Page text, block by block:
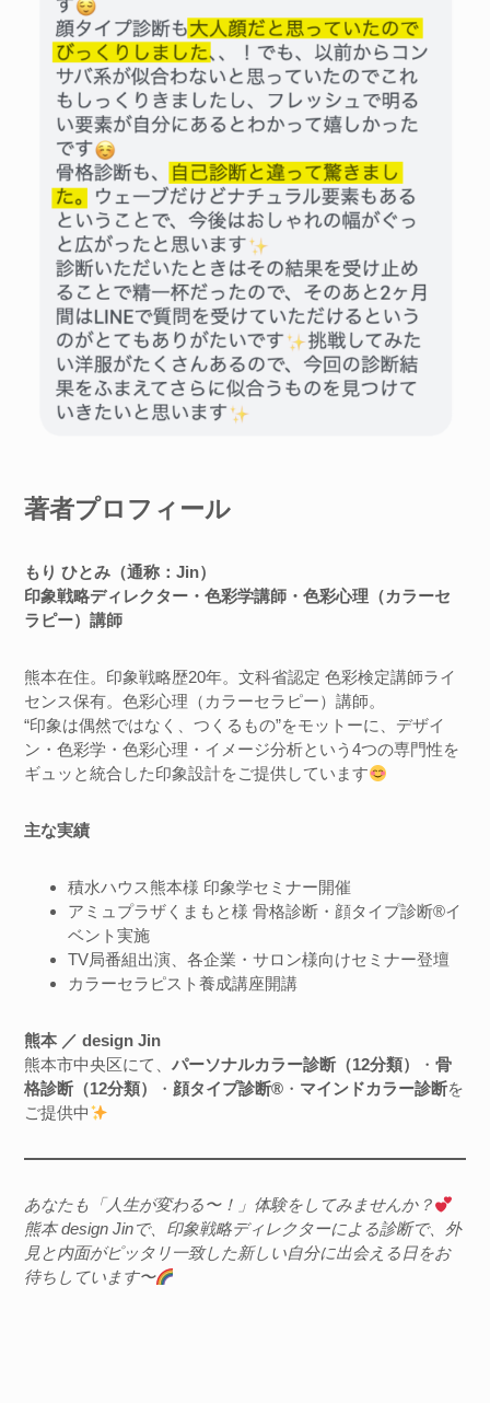
著者プロフィール
もり ひとみ（通称：Jin）
印象戦略ディレクター・色彩学講師・色彩心理（カラーセ
ラピー）講師
熊本在住。印象戦略歴20年。文科省認定 色彩検定講師ライ
センス保有。色彩心理（カラーセラピー）講師。
“印象は偶然ではなく、つくるもの”をモットーに、デザイ
ン・色彩学・色彩心理・イメージ分析という4つの専門性を
ギュッと統合した印象設計をご提供しています
主な実績
積水ハウス熊本様 印象学セミナー開催
アミュプラザくまもと様 骨格診断・顔タイプ診断®︎イ
ベント実施
TV局番組出演、各企業・サロン様向けセミナー登壇
カラーセラピスト養成講座開講
熊本 ／ design Jin
熊本市中央区にて、パーソナルカラー診断（12分類） ・骨
格診断（12分類）
・ 顔タイプ診断®︎ ・ マインドカラー診断を
ご提供中
あなたも「人生が変わる〜！」体験をしてみませんか？
熊本 design Jinで、印象戦略ディレクターによる診断で、外
見と内面がピッタリ一致した新しい自分に出会える日をお
待ちしています〜